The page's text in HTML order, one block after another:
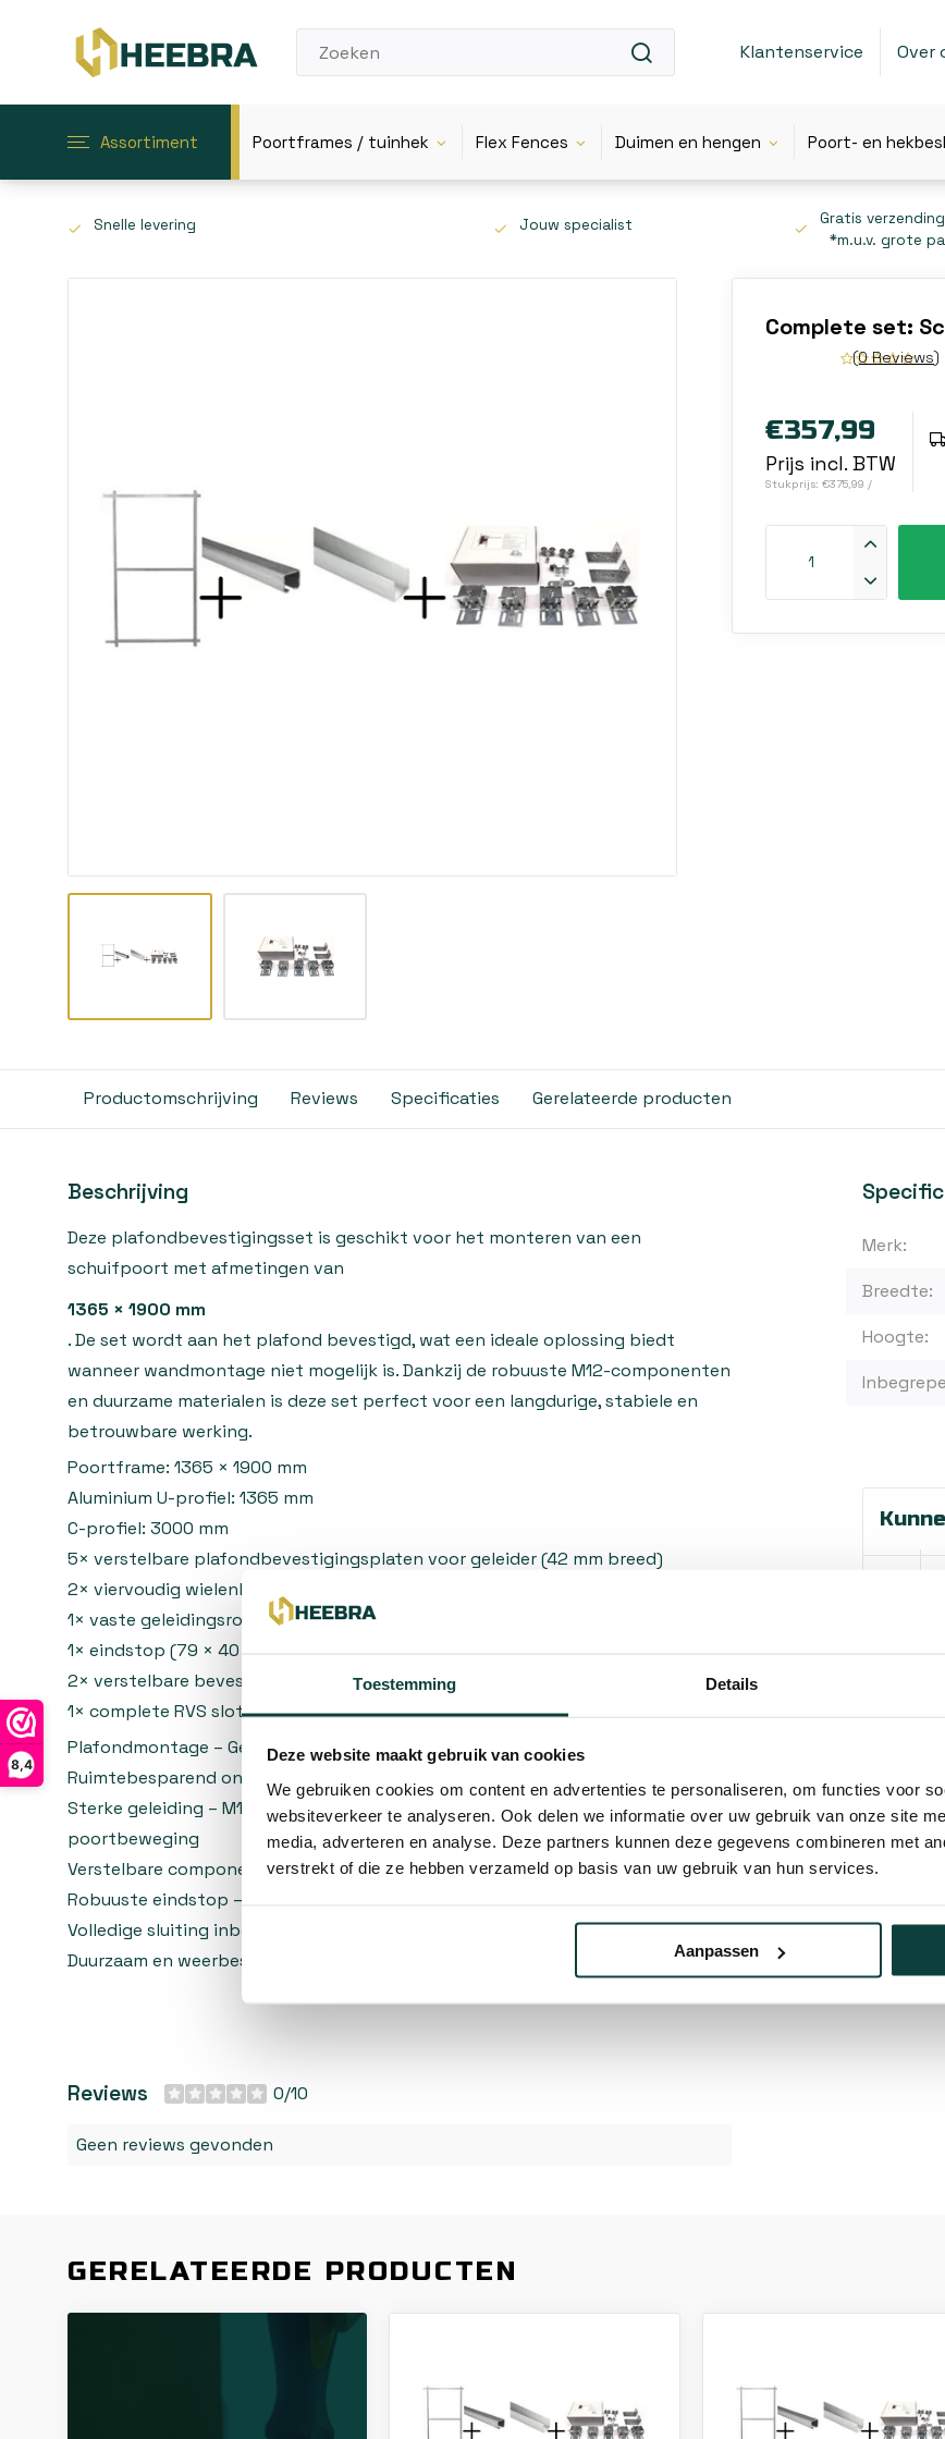
Toestemming Details
Deze website maakt gebruik van cookies
We gebruiken cookies om content en advertenties te personaliseren, om functies voor
websiteverkeer te analyseren. Ook delen we informatie over uw gebruik van onze site
media, adverteren en analyse. Deze partners kunnen deze gegevens combineren met
verstrekt of die ze hebben verzameld op basis van uw gebruik van hun services.
Aanpassen
8,4
Klantenservice Over
Assortiment Poortframes / tuinhek Flex Fences Duimen en hengen Poort- en
Snelle levering Jouw specialist
Gratis
*m.u.v. grote
Complete set:
(0 Reviews)
€357,99
Prijs incl. BTW
Stukprijs: €375,99 /
Productomschrijving Reviews Specificaties Gerelateerde producten
Beschrijving
Deze plafondbevestigingsset is geschikt voor het monteren van een
schuifpoort met afmetingen van
1365 × 1900 mm
. De set wordt aan het plafond bevestigd, wat een ideale oplossing biedt
wanneer wandmontage niet mogelijk is. Dankzij de robuuste M12-componenten
en duurzame materialen is deze set perfect voor een langdurige, stabiele en
betrouwbare werking.
Poortframe: 1365 × 1900 mm
Aluminium U-profiel: 1365 mm
C-profiel: 3000 mm
5× verstelbare plafondbevestigingsplaten voor geleider (42 mm breed)
2× viervoudig wielenblok M12 met open lager
1× vaste geleidingsrol M12 met grondplaat
1× eindstop (79 × 40 × 5 mm)
2× verstelbare bevestigingsplaten (instelbaar van 50 tot 65 mm)
1× complete RVS slotenset met deurkruk en rozetten
Plafondmontage – Geschikt voor situaties zonder wandbevestiging
Ruimtebesparend ontwerp – Zorgt voor een nette en efficiënte plaatsing
Sterke geleiding – M12 wielenblokken en vaste rol voor een stabiele
poortbeweging
Verstelbare componenten – Voor nauwkeurige installatie en optimale werking
Robuuste eindstop – Voorkomt het doorschieten van de poort
Volledige sluiting inbegrepen – RVS slotenset met deurkruk en rozetten
Duurzaam en weerbestendig – Geschikt voor zowel binnen- als buitengebruik
Reviews 0/10
Geen reviews gevonden
Merk:
Breedte:
Hoogte:
GERELATEERDE PRODUCTEN